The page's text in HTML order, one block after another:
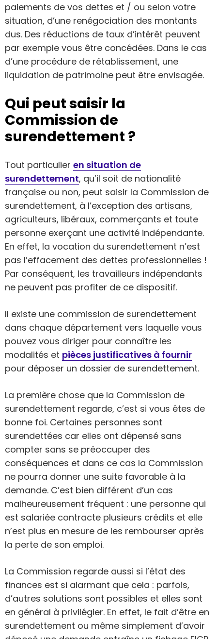
paiements de vos dettes et / ou selon votre
situation, d’une renégociation des montants
dus. Des réductions de taux d’intérêt peuvent
par exemple vous être concédées. Dans le cas
d’une procédure de rétablissement, une
liquidation de patrimoine peut être envisagée.
Qui peut saisir la
Commission de
surendettement ?
Tout particulier en situation de
surendettement, qu’il soit de nationalité
française ou non, peut saisir la Commission de
surendettement, à l’exception des artisans,
agriculteurs, libéraux, commerçants et toute
personne exerçant une activité indépendante.
En effet, la vocation du surendettement n’est
pas l’effacement des dettes professionnelles !
Par conséquent, les travailleurs indépendants
ne peuvent pas profiter de ce dispositif.
Il existe une commission de surendettement
dans chaque département vers laquelle vous
pouvez vous diriger pour connaître les
modalités et pièces justificatives à fournir
pour déposer un dossier de surendettement.
La première chose que la Commission de
surendettement regarde, c’est si vous êtes de
bonne foi. Certaines personnes sont
surendettées car elles ont dépensé sans
compter sans se préoccuper des
conséquences et dans ce cas la Commission
ne pourra donner une suite favorable à la
demande. C’est bien différent d’un cas
malheureusement fréquent : une personne qui
est salariée contracte plusieurs crédits et elle
n’est plus en mesure de les rembourser après
la perte de son emploi.
La Commission regarde aussi si l’état des
finances est si alarmant que cela : parfois,
d’autres solutions sont possibles et elles sont
en général à privilégier. En effet, le fait d’être en
surendettement ou même simplement d’avoir